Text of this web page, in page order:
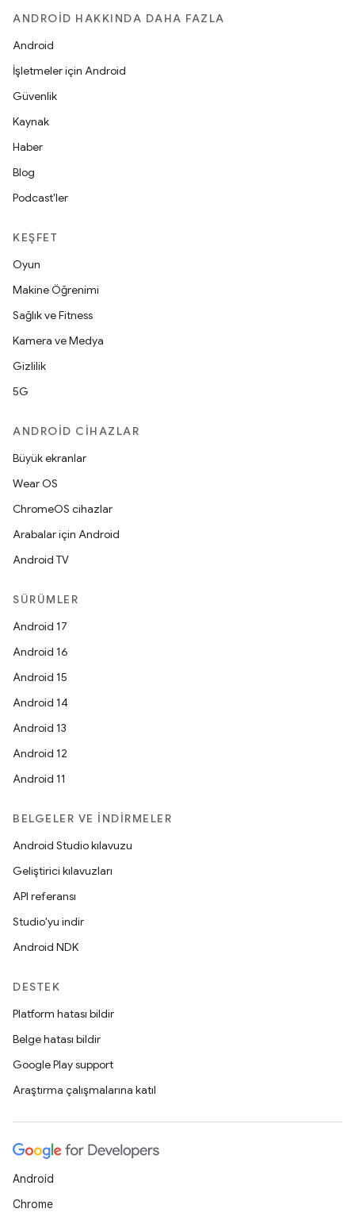
ANDROID HAKKINDA DAHA FAZLA
Android
İşletmeler için Android
Güvenlik
Kaynak
Haber
Blog
Podcast'ler
KEŞFET
Oyun
Makine Öğrenimi
Sağlık ve Fitness
Kamera ve Medya
Gizlilik
5G
ANDROID CIHAZLAR
Büyük ekranlar
Wear OS
ChromeOS cihazlar
Arabalar için Android
Android TV
SÜRÜMLER
Android 17
Android 16
Android 15
Android 14
Android 13
Android 12
Android 11
BELGELER VE İNDIRMELER
Android Studio kılavuzu
Geliştirici kılavuzları
API referansı
Studio'yu indir
Android NDK
DESTEK
Platform hatası bildir
Belge hatası bildir
Google Play support
Araştırma çalışmalarına katıl
Android
Chrome